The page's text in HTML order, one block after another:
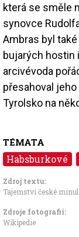
která se směle
synovce
Ambras byl
bujarých hostin
arcivévoda
přesahoval
Tyrolsko na
TÉMATA
Habsburkové
Zdroj textu:
Tajemství české
Zdroje fotografii:
Wikipedie